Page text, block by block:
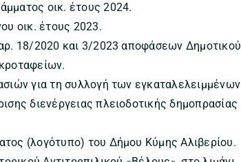
οικ. έτους 2024.
οικ. έτους 2023.
18/2020 και 3/2023 αποφάσεων Δημοτικού
για τη συλλογή των εγκαταλελειμμένων
διενέργειας πλειοδοτικής δημοπρασίας
(λογότυπο) του Δήμου Κύμης Αλιβερίου.